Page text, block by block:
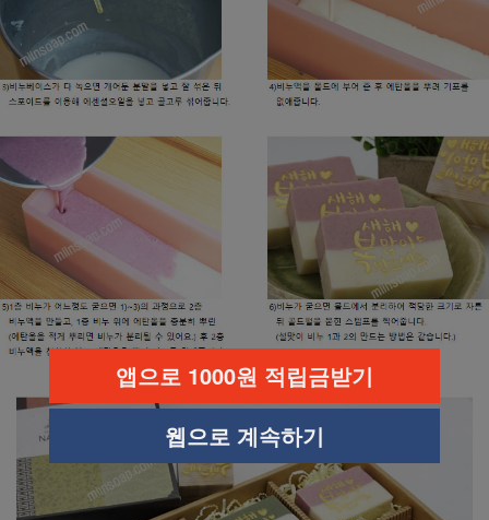
앱으로 1000원 적립금받기
웹으로 계속하기